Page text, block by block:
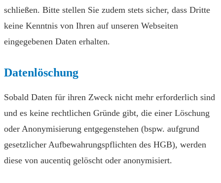
schließen. Bitte stellen Sie zudem stets sicher, dass Dritte
keine Kenntnis von Ihren auf unseren Webseiten
eingegebenen Daten erhalten.
Datenlöschung
Sobald Daten für ihren Zweck nicht mehr erforderlich sind
und es keine rechtlichen Gründe gibt, die einer Löschung
oder Anonymisierung entgegenstehen (bspw. aufgrund
gesetzlicher Auf­bewahrungs­pflichten des HGB), werden
diese von aucentiq gelöscht oder anonymisiert.